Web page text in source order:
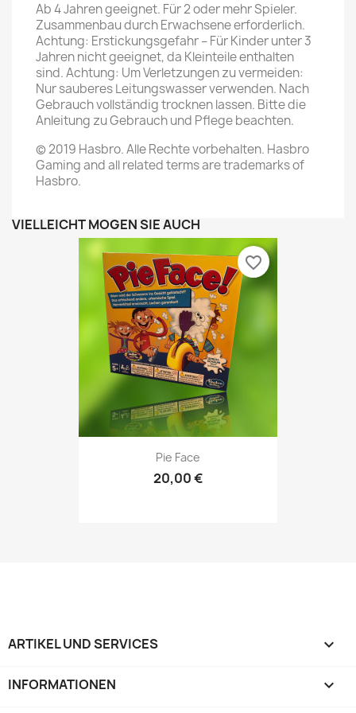
Ab 4 Jahren geeignet. Für 2 oder mehr Spieler.
Zusammenbau durch Erwachsene erforderlich.
Achtung: Erstickungsgefahr – Für Kinder unter 3
Jahren nicht geeignet, da Kleinteile enthalten
sind. Achtung: Um Verletzungen zu vermeiden:
Nur sauberes Leitungswasser verwenden. Nach
Gebrauch vollständig trocknen lassen. Bitte die
Anleitung zu Gebrauch und Pflege beachten.
© 2019 Hasbro. Alle Rechte vorbehalten. Hasbro
Gaming and all related terms are trademarks of
Hasbro.
VIELLEICHT MÖGEN SIE AUCH
Pie Face
20,00 €
favorite_border
ARTIKEL UND SERVICES 
INFORMATIONEN 